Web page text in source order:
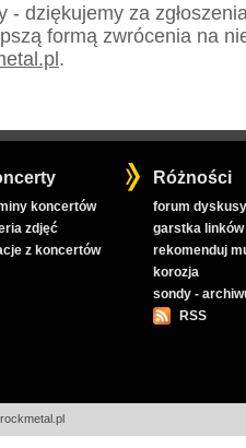
- dziękujemy za
formą zwrócenia na
.
koncertów
zdjęć
z koncertów
Różności
forum
garstka linków
rekomenduj
korozja
sondy -
RSS